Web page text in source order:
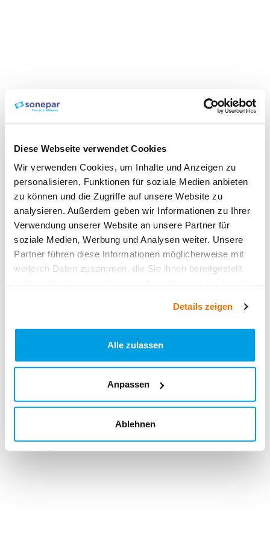
Diese Webseite verwendet Cookies
Wir verwenden Cookies, um Inhalte und Anzeigen zu
personalisieren, Funktionen für soziale Medien anbieten
zu können und die Zugriffe auf unsere Website zu
analysieren. Außerdem geben wir Informationen zu Ihrer
Verwendung unserer Website an unsere Partner für
soziale Medien, Werbung und Analysen weiter. Unsere
Partner führen diese Informationen möglicherweise mit
weiteren Daten zusammen, die Sie ihnen bereitgestellt
Details zeigen
Alle zulassen
Anpassen
Ablehnen